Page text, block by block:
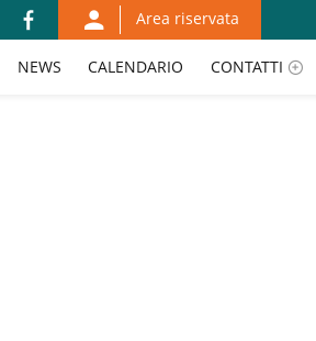
Area riservata
NEWS CALENDARIO CONTATTI